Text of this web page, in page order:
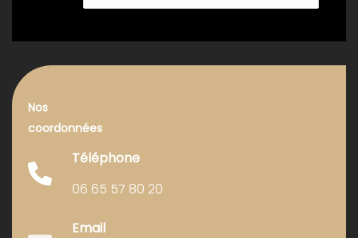
Nos
coordonnées
Téléphone
06 65 57 80 20
Email